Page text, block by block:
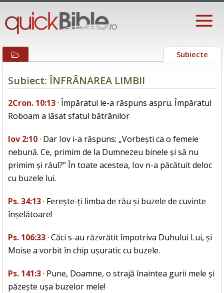
Subiecte
Subiect: ÎNFRÂNAREA LIMBII
2Cron. 10:13· Împăratul le-a răspuns aspru. Împăratul
Roboam a lăsat sfatul bătrânilor
Iov 2:10· Dar Iov i-a răspuns: „Vorbești ca o femeie
nebună. Ce, primim de la Dumnezeu binele și să nu
primim și răul?” În toate acestea, Iov n-a păcătuit deloc
cu buzele lui.
Ps. 34:13· Ferește-ți limba de rău și buzele de cuvinte
înșelătoare!
Ps. 106:33· Căci s-au răzvrătit împotriva Duhului Lui, și
Moise a vorbit în chip ușuratic cu buzele.
Ps. 141:3· Pune, Doamne, o strajă înaintea gurii mele și
păzește ușa buzelor mele!